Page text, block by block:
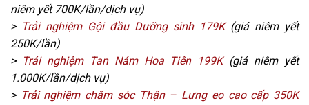
niêm yết 700K/lần/dịch vụ)
> Trải nghiệm Gội đầu Dưỡng sinh 179K(giá niêm yết
250K/lần)
> Trải nghiệm Tan Nám Hoa Tiên 199K(giá niêm yết
1.000K/lần/dịch vụ)
> Trải nghiệm chăm sóc Thận – Lưng eo cao cấp 350K